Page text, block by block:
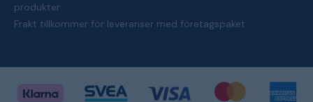
produkter
Frakt tillkommer för leveranser med företagspaket